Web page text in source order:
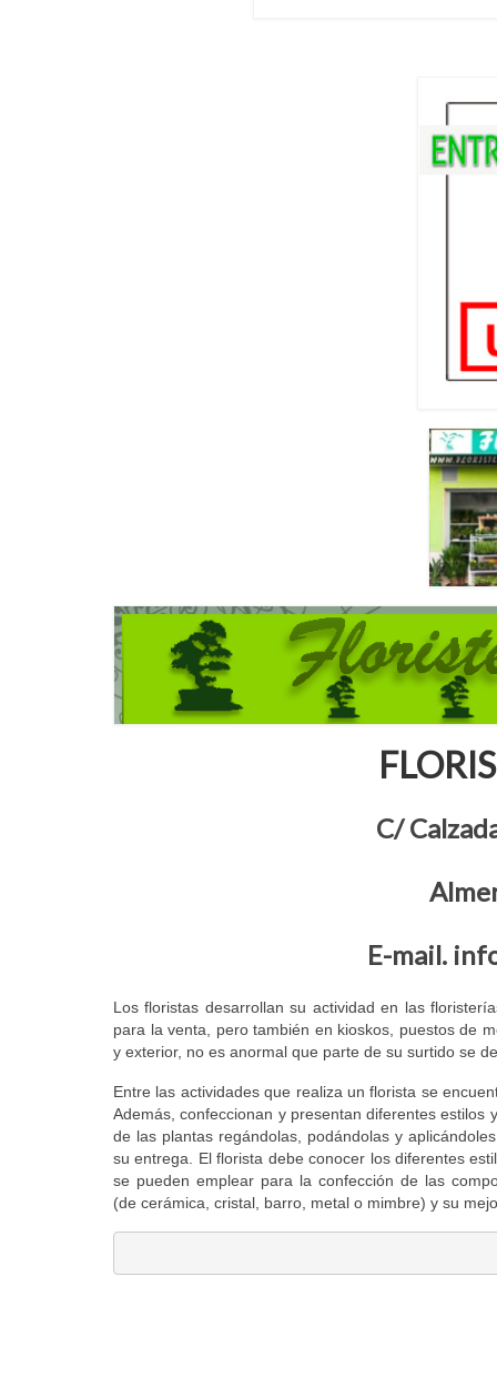
C/
E-mail.
Los floristas desarrollan su actividad en las
para la venta, pero también en kioskos, puestos de
y exterior, no es anormal que parte de su surtido se
Entre las actividades que realiza un florista se
Además, confeccionan y presentan diferentes
de las plantas regándolas, podándolas y
su entrega. El florista debe conocer los diferentes
se pueden emplear para la confección de las
(de cerámica, cristal, barro, metal o mimbre) y su